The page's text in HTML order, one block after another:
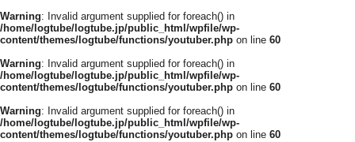
Warning: Invalid argument supplied for foreach() in
/home/logtube/logtube.jp/public_html/wpfile/wp-
content/themes/logtube/functions/youtuber.php on line 60
Warning: Invalid argument supplied for foreach() in
/home/logtube/logtube.jp/public_html/wpfile/wp-
content/themes/logtube/functions/youtuber.php on line 60
Warning: Invalid argument supplied for foreach() in
/home/logtube/logtube.jp/public_html/wpfile/wp-
content/themes/logtube/functions/youtuber.php on line 60